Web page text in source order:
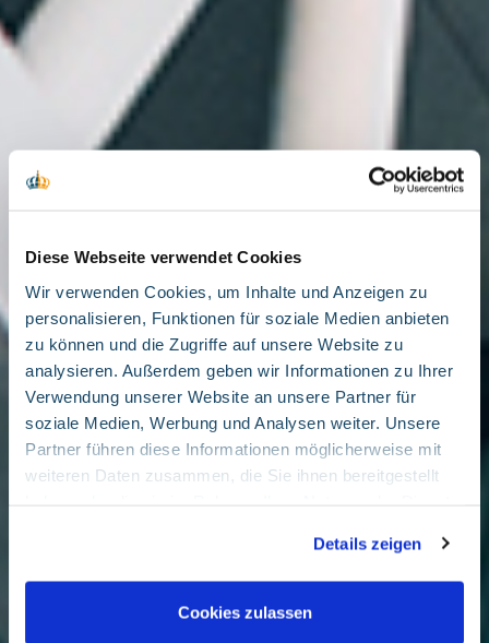
Diese Webseite verwendet Cookies
Wir verwenden Cookies, um Inhalte und Anzeigen zu
personalisieren, Funktionen für soziale Medien anbieten
zu können und die Zugriffe auf unsere Website zu
analysieren. Außerdem geben wir Informationen zu Ihrer
Verwendung unserer Website an unsere Partner für
soziale Medien, Werbung und Analysen weiter. Unsere
Partner führen diese Informationen möglicherweise mit
weiteren Daten zusammen, die Sie ihnen bereitgestellt
Cookies, wenn Sie unsere Webseite weiterhin nutzen.
Google Tag Manager
Details zeigen
Cookies zulassen